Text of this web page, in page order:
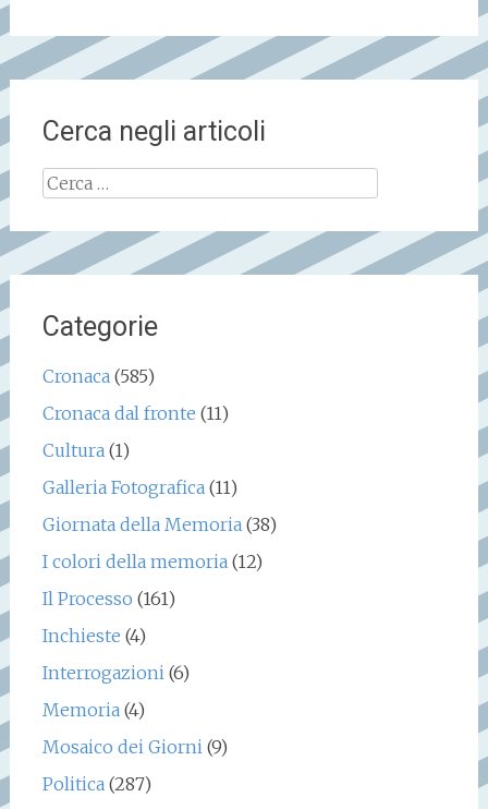
Cerca negli articoli
Ricerca
Categorie
Cronaca(585)
Cronaca dal fronte (11)
Cultura(1)
Galleria Fotografica(11)
Giornata della Memoria(38)
I colori della memoria(12)
Il Processo (161)
Inchieste (4)
Interrogazioni(6)
Memoria(4)
Mosaico dei Giorni(9)
Politica(287)